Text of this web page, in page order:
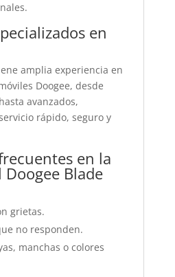
en
amplia experiencia en
Doogee, desde
avanzados,
rápido, seguro y
en la
Blade
grietas.
no responden.
manchas o colores